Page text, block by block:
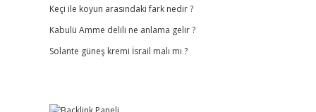
Keçi ile koyun arasındaki fark nedir ?
Kabulü Amme delili ne anlama gelir ?
Solante güneş kremi İsrail malı mı ?